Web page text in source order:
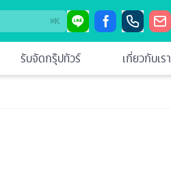
⌘K
รับจัดกรุ๊ปทัวร์ เกี่ยวกับเรา